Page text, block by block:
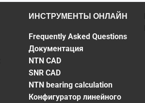
ИНСТРУМЕНТЫ ОНЛАЙН
Frequently Asked Questions
Документация
NTN CAD
SNR CAD
NTN bearing calculation
Конфигуратор линейного